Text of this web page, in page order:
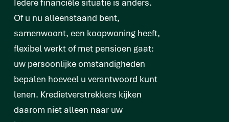
Of u nu alleenstaand bent,
samenwoont, een koopwoning heeft,
flexibel werkt of met pensioen gaat:
uw persoonlijke omstandigheden
bepalen hoeveel u verantwoord kunt
lenen. Kredietverstrekkers kijken
daarom niet alleen naar uw